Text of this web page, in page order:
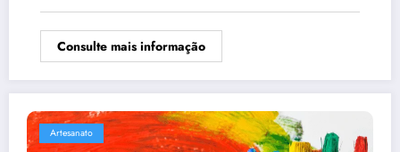
Consulte mais informação
Artesanato